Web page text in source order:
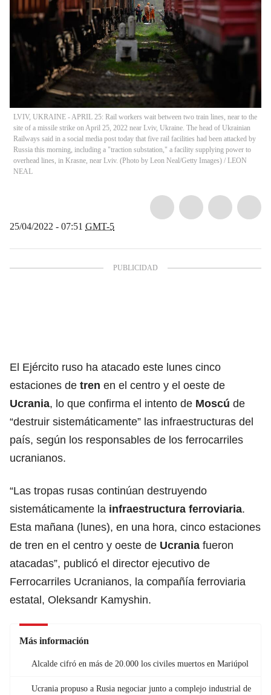
LVIV, UKRAINE - APRIL 25: Rail workers wait between two train lines, near to the
site of a missile strike on April 25, 2022 near Lviv, Ukraine. The head of Ukrainian
Railways said in a social media post today that five rail facilities had been attacked by
Russia this morning, including a "traction substation," a facility supplying power to
overhead lines, in Krasne, near Lviv. (Photo by Leon Neal/Getty Images) / LEON
NEAL
25/04/2022 - 07:51 GMT-5
El Ejército ruso ha atacado este lunes cinco
estaciones de tren en el centro y el oeste de
Ucrania, lo que confirma el intento de Moscú de
“destruir sistemáticamente” las infraestructuras del
país, según los responsables de los ferrocarriles
ucranianos.
“Las tropas rusas continúan destruyendo
sistemáticamente la infraestructura ferroviaria.
Esta mañana (lunes), en una hora, cinco estaciones
de tren en el centro y oeste de Ucrania fueron
atacadas”, publicó el director ejecutivo de
Ferrocarriles Ucranianos, la compañía ferroviaria
estatal, Oleksandr Kamyshin.
Más información
Alcalde cifró en más de 20.000 los civiles muertos en Mariúpol
Ucrania propuso a Rusia negociar junto a complejo industrial de